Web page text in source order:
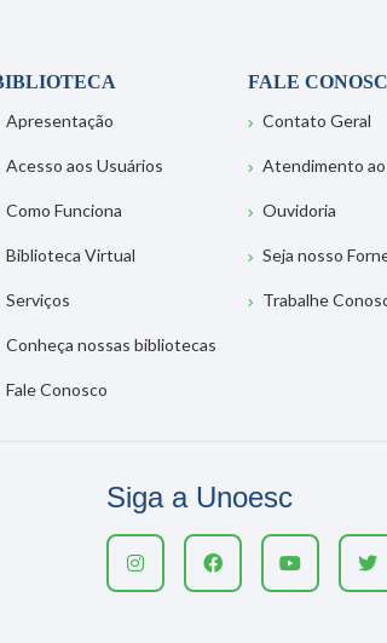
Apresentação
Acesso aos Usuários
Como Funciona
Biblioteca Virtual
Serviços
Conheça nossas bibliotecas
Fale Conosco
FALE
Contato Geral
Atendimento
Ouvidoria
Seja nosso
Trabalhe
Siga a Unoesc